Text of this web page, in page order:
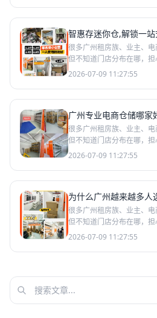
智惠存迷你仓,解锁一
很多广州租房族、业主、电
但不知道门店分布在哪，
室潮湿。智惠存连锁迷你仓
2026-07-09 11:27:55
广州专业电商仓储哪家
很多广州租房族、业主、电
但不知道门店分布在哪，
室潮湿。智惠存连锁迷你仓
2026-07-09 11:27:55
为什么广州越来越多人
很多广州租房族、业主、电
但不知道门店分布在哪，
室潮湿。智惠存连锁迷你仓
2026-07-09 11:27:55